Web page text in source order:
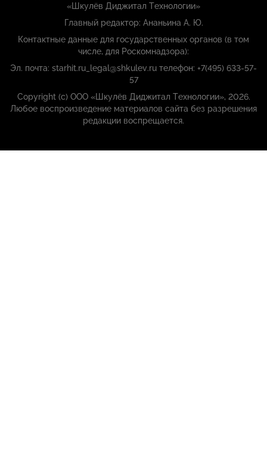
«Шкулёв Диджитал Технологии»
Главный редактор: Ананьина А. Ю.
Контактные данные для государственных органов (в том
числе, для Роскомнадзора):
Эл. почта: starhit.ru_legal@shkulev.ru телефон: +7(495) 633-57-
57
Copyright (с) ООО «Шкулёв Диджитал Технологии», 2026.
Любое воспроизведение материалов сайта без разрешения
редакции воспрещается.